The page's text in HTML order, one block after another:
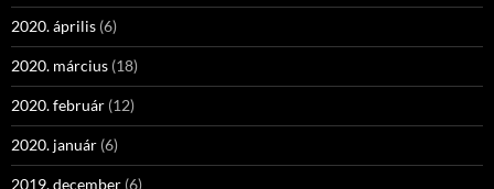
2020. április (6)
2020. március (18)
2020. február (12)
2020. január (6)
2019. december (6)